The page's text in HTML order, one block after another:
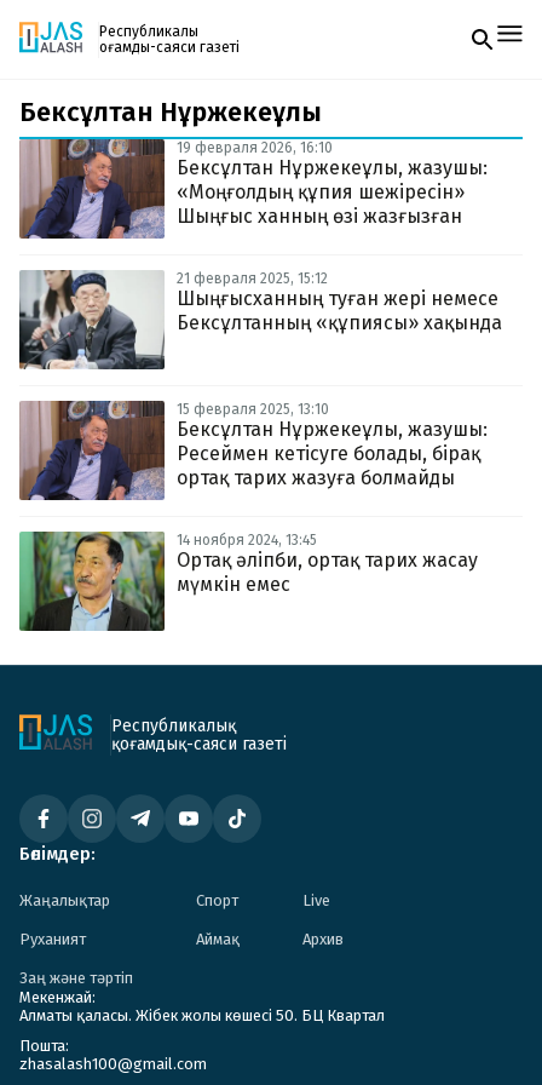
Республикалық
қоғамдық-саяси газеті
Жаңалықтар
Спорт
Live
Руханият
Аймақ
Архив
Заң және тәртіп
Редакциямен байланыс
+7 708 604 51 06
Жарнама бөлімі
Пошта
zhasalash100@gmail.com
Газетке жазылу
PDF форматтағы газетті ай сайын электронды
поштаңызға алып отырыңыз. Жаңа нөмір
шыққан сәтте сізге бірден жіберіледі. Тек email
Бексұлтан Нұржекеұлы
19 февраля 2026, 16:10
Бексұлтан Нұржекеұлы, жазушы:
«Моңғолдың құпия шежіресін»
Шыңғыс ханның өзі жазғызған
21 февраля 2025, 15:12
Шыңғысханның туған жері немесе
Бексұлтанның «құпиясы» хақында
15 февраля 2025, 13:10
Бексұлтан Нұржекеұлы, жазушы:
Ресеймен кетісуге болады, бірақ
ортақ тарих жазуға болмайды
14 ноября 2024, 13:45
Ортақ әліпби, ортақ тарих жасау
мүмкін емес
Республикалық
қоғамдық-саяси газеті
Бөлімдер:
Жаңалықтар Спорт Live
Руханият Аймақ Архив
Заң және тәртіп
Мекенжай:
Алматы қаласы. Жібек жолы көшесі 50. БЦ Квартал
Пошта:
zhasalash100@gmail.com